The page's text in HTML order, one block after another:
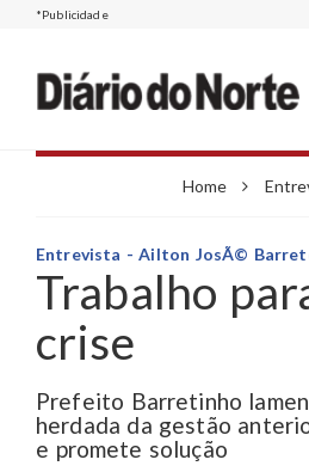
*Publicidade
Home
Entrevista - Ailton JosÃ©
Trabalho
crise
Prefeito Barretinho
herdada da gestão
e promete solução